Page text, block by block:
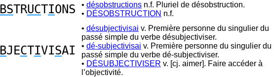
BSTRUCTIONS • désobstructions n.f. Pluriel de désobstruction.
• DÉSOBSTRUCTION n.f.
JECTIVISAI
• désubjectivisai v. Première personne du singulier du
passé simple du verbe désubjectiviser.
• dé-subjectivisai v. Première personne du singulier du
passé simple du verbe dé-subjectiviser.
• DÉSUBJECTIVISER v. [cj. aimer]. Faire accéder à
l’objectivité.